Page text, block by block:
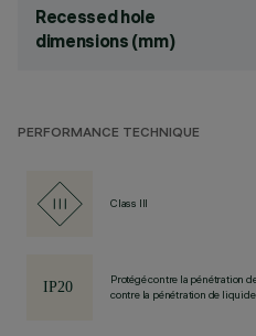
Recessed hole
dimensions (mm)
PERFORMANCE TECHNIQUE
Class III
Protégé contre la pénétration
contre la pénétration de